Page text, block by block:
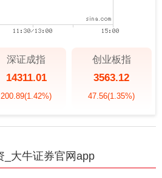
深证成指
14311.01
200.89(1.42%)
创业板指
3563.12
47.56(1.35%)
_大牛证券官网app